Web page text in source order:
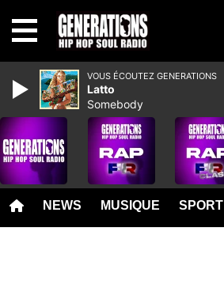
NEWS MUSIQUE SPORT
VOUS ÉCOUTEZ GENERATIONS
Latto
Somebody